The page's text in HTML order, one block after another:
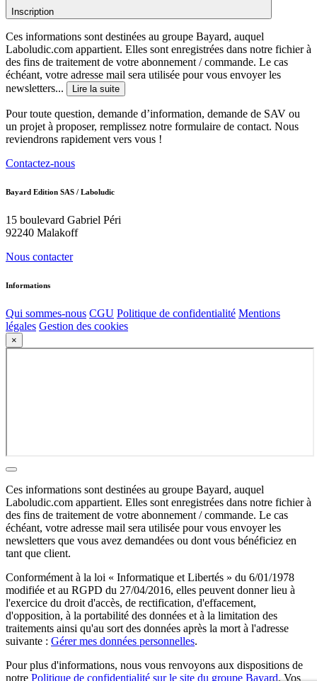
Inscription
Ces informations sont destinées au groupe Bayard, auquel
Laboludic.com appartient. Elles sont enregistrées dans notre fichier à
des fins de traitement de votre abonnement / commande. Le cas
échéant, votre adresse mail sera utilisée pour vous envoyer les
newsletters...
Lire la suite
Pour toute question, demande d’information, demande de SAV ou
un projet à proposer, remplissez notre formulaire de contact. Nous
reviendrons rapidement vers vous !
Contactez-nous
Bayard Edition SAS / Laboludic
15 boulevard Gabriel Péri
92240 Malakoff
Nous contacter
Informations
Qui sommes-nous CGU Politique de confidentialité Mentions
légales Gestion des cookies
×
Ces informations sont destinées au groupe Bayard, auquel
Laboludic.com appartient. Elles sont enregistrées dans notre fichier à
des fins de traitement de votre abonnement / commande. Le cas
échéant, votre adresse mail sera utilisée pour vous envoyer les
newsletters que vous avez demandées ou dont vous bénéficiez en
tant que client.
Conformément à la loi « Informatique et Libertés » du 6/01/1978
modifiée et au RGPD du 27/04/2016, elles peuvent donner lieu à
l'exercice du droit d'accès, de rectification, d'effacement,
d'opposition, à la portabilité des données et à la limitation des
traitements ainsi qu'au sort des données après la mort à l'adresse
suivante : Gérer mes données personnelles.
Pour plus d'informations, nous vous renvoyons aux dispositions de
notre Politique de confidentialité sur le site du groupe Bayard. Vos